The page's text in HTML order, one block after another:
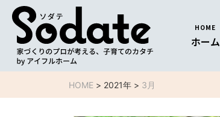
HOME
ホーム
HOME > 2021年 > 3月